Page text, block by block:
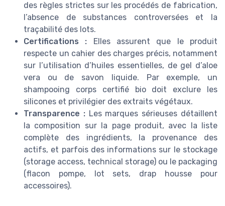
des règles strictes sur les procédés de fabrication,
l’absence de substances controversées et la
traçabilité des lots.
Certifications : Elles assurent que le produit
respecte un cahier des charges précis, notamment
sur l’utilisation d’huiles essentielles, de gel d’aloe
vera ou de savon liquide. Par exemple, un
shampooing corps certifié bio doit exclure les
silicones et privilégier des extraits végétaux.
Transparence :Les marques sérieuses détaillent
la composition sur la page produit, avec la liste
complète des ingrédients, la provenance des
actifs, et parfois des informations sur le stockage
(storage access, technical storage) ou le packaging
(flacon pompe, lot sets, drap housse pour
accessoires).